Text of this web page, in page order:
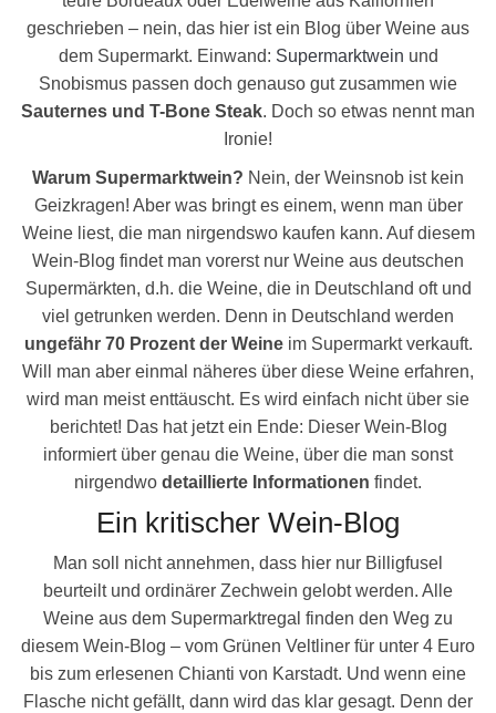
geschrieben – nein, das hier ist ein Blog über Weine aus
dem Supermarkt. Einwand: Supermarktwein und
Snobismus passen doch genauso gut zusammen wie
Sauternes und T-Bone Steak. Doch so etwas nennt man
Ironie!
Warum Supermarktwein? Nein, der Weinsnob ist kein
Geizkragen! Aber was bringt es einem, wenn man über
Weine liest, die man nirgendswo kaufen kann. Auf diesem
Wein-Blog findet man vorerst nur Weine aus deutschen
Supermärkten, d.h. die Weine, die in Deutschland oft und
viel getrunken werden. Denn in Deutschland werden
ungefähr 70 Prozent der Weineim Supermarkt verkauft.
Will man aber einmal näheres über diese Weine erfahren,
wird man meist enttäuscht. Es wird einfach nicht über sie
berichtet! Das hat jetzt ein Ende: Dieser Wein-Blog
informiert über genau die Weine, über die man sonst
nirgendwo detaillierte Informationen findet.
Ein kritischer Wein-Blog
Man soll nicht annehmen, dass hier nur Billigfusel
beurteilt und ordinärer Zechwein gelobt werden. Alle
Weine aus dem Supermarktregal finden den Weg zu
diesem Wein-Blog – vom Grünen Veltliner für unter 4 Euro
bis zum erlesenen Chianti von Karstadt. Und wenn eine
Flasche nicht gefällt, dann wird das klar gesagt. Denn der